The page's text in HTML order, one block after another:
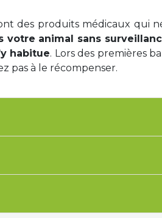
des produits médicaux qui
votre animal sans
habitue. Lors des premières
pas à le récompenser.